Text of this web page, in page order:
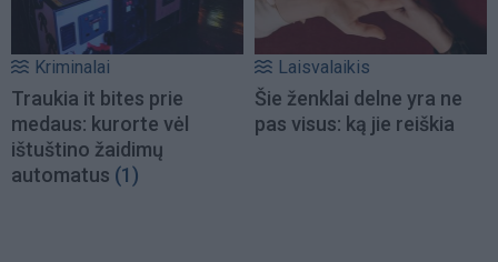
Kriminalai
Traukia it bites prie
medaus: kurorte vėl
ištuštino žaidimų
automatus (1)
Laisvalaikis
Šie ženklai delne yra ne
pas visus: ką jie reiškia